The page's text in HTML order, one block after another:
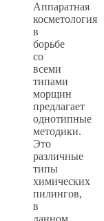
Аппаратная
косметология
в
борьбе
со
всеми
типами
морщин
предлагает
однотипные
методики.
Это
различные
типы
химических
пилингов,
в